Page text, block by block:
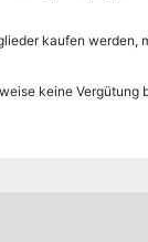
kaufen
keine